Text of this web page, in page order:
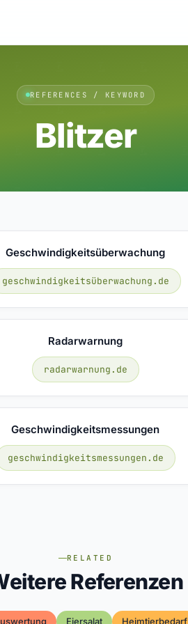
REFERENCES / KEYWORD
Blitzer
Geschwindigkeitsüberwachung
geschwindigkeitsüberwachung.de
Radarwarnung
radarwarnung.de
Geschwindigkeitsmessungen
geschwindigkeitsmessungen.de
RELATED
Referenzen
Eiersalat Heimtierbedarf